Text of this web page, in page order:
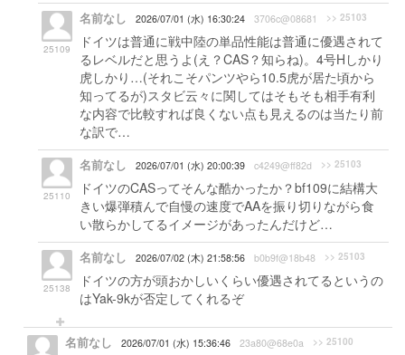
25109
名前なし 2026/07/01 (水) 16:30:24 3706c@08681 >> 25103
ドイツは普通に戦中陸の単品性能は普通に優遇されて
るレベルだと思うよ(え？CAS？知らね)。4号Hしかり
虎しかり…(それこそパンツやら10.5虎が居た頃から
知ってるが)スタビ云々に関してはそもそも相手有利
な内容で比較すれば良くない点も見えるのは当たり前
な訳で…
25110
名前なし 2026/07/01 (水) 20:00:39 c4249@ff82d >> 25103
ドイツのCASってそんな酷かったか？bf109に結構大
きい爆弾積んで自慢の速度でAAを振り切りながら食
い散らかしてるイメージがあったんだけど…
25138
名前なし 2026/07/02 (木) 21:58:56 b0b9f@18b48 >> 25103
ドイツの方が頭おかしいくらい優遇されてるというの
はYak-9kが否定してくれるぞ
名前なし 2026/07/01 (水) 15:36:46 23a80@68e0a >> 25100